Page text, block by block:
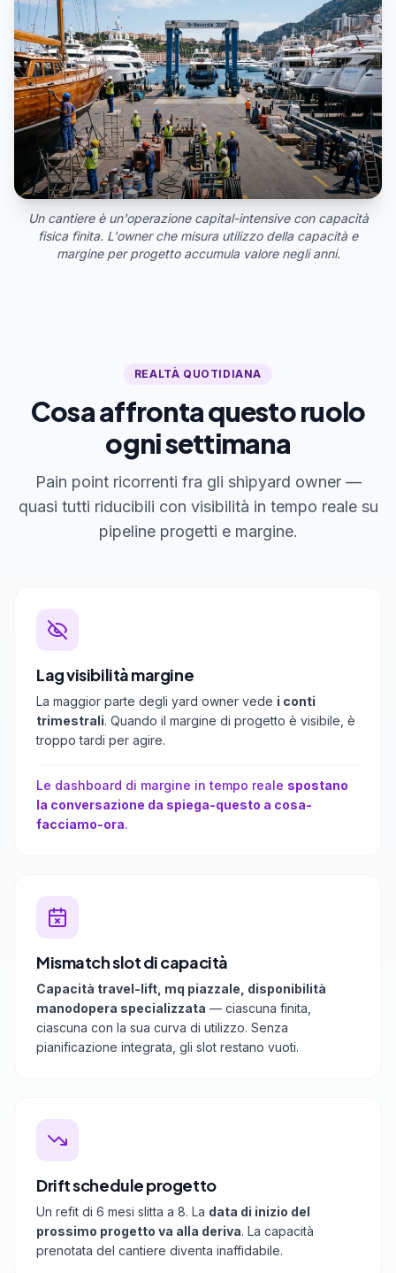
Un cantiere è un'operazione capital-intensive con capacità
fisica finita. L'owner che misura utilizzo della capacità e
margine per progetto accumula valore negli anni.
REALTÀ QUOTIDIANA
Cosa affronta questo ruolo
ogni settimana
Pain point ricorrenti fra gli shipyard owner —
quasi tutti riducibili con visibilità in tempo reale su
pipeline progetti e margine.
Lag visibilità margine
La maggior parte degli yard owner vede i conti
trimestrali. Quando il margine di progetto è visibile, è
troppo tardi per agire.
Le dashboard di margine in tempo reale spostano
la conversazione da spiega-questo a cosa-
facciamo-ora.
Mismatch slot di capacità
Capacità travel-lift, mq piazzale, disponibilità
manodopera specializzata — ciascuna finita,
ciascuna con la sua curva di utilizzo. Senza
pianificazione integrata, gli slot restano vuoti.
Drift schedule progetto
Un refit di 6 mesi slitta a 8. La data di inizio del
prossimo progetto va alla deriva. La capacità
prenotata del cantiere diventa inaffidabile.